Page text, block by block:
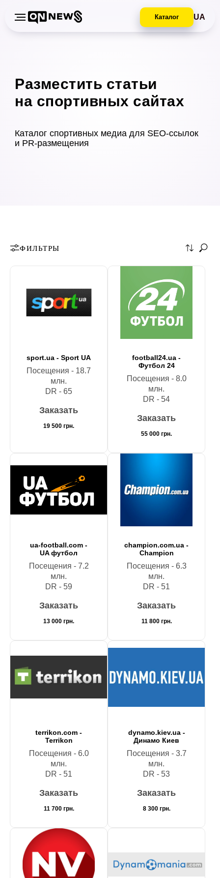
Каталог UA
Разместить статьи
на спортивных сайтах
Каталог спортивных медиа для SEO-ссылок
и PR-размещения
ФИЛЬТРЫ
sport.ua - Sport UA
Посещения - 18.7
млн.
DR - 65
Заказать
19 500 грн.
football24.ua -
Футбол 24
Посещения - 8.0
млн.
DR - 54
Заказать
55 000 грн.
ua-football.com -
UA футбол
Посещения - 7.2
млн.
DR - 59
Заказать
13 000 грн.
champion.com.ua -
Champion
Посещения - 6.3
млн.
DR - 51
Заказать
11 800 грн.
terrikon.com -
Terrikon
Посещения - 6.0
млн.
DR - 51
Заказать
11 700 грн.
dynamo.kiev.ua -
Динамо Киев
Посещения - 3.7
млн.
DR - 53
Заказать
8 300 грн.